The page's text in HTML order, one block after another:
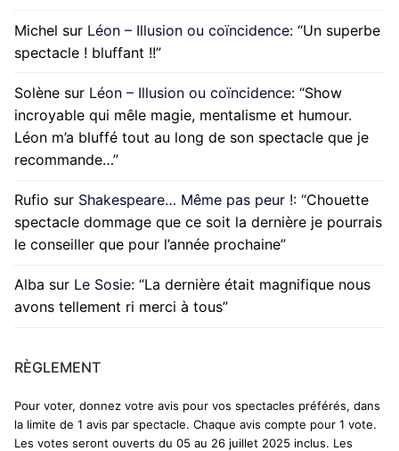
Michel sur Léon – Illusion ou coïncidence: “Un superbe
spectacle ! bluffant !!”
Solène sur Léon – Illusion ou coïncidence: “Show
incroyable qui mêle magie, mentalisme et humour.
Léon m’a bluffé tout au long de son spectacle que je
recommande…”
Rufio sur Shakespeare… Même pas peur !: “Chouette
spectacle dommage que ce soit la dernière je pourrais
le conseiller que pour l’année prochaine”
Alba sur Le Sosie: “La dernière était magnifique nous
avons tellement ri merci à tous”
RÈGLEMENT
Pour voter, donnez votre avis pour vos spectacles préférés, dans
la limite de 1 avis par spectacle. Chaque avis compte pour 1 vote.
Les votes seront ouverts du 05 au 26 juillet 2025 inclus. Les